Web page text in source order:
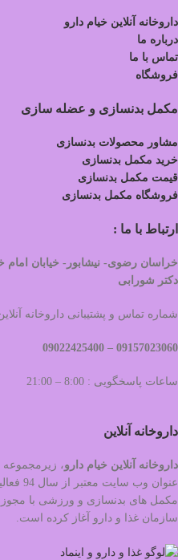
داروخانه آنلاین خیام دارو
درباره ما
تماس با ما
فروشگاه
مکمل بدنسازی و عضله سازی
مشاور محصولات بدنسازی
خرید مکمل بدنسازی
قیمت مکمل بدنسازی
فروشگاه مکمل بدنسازی
ارتباط با ما :
خراسان رضوی- نیشابور- خیابان
دکتر شورابی
شماره تماس و پشتیبانی داروخانه
09157023060 –
ساعات پاسخگویی : 8:00 – 21:00
داروخانه آنلاین
داروخانه آنلاین خیام دارو، زیرمجموعه
عنوان
مکمل های بدنسازی و ورزشی با
سازمان غذا و دارو آغاز کرده است.